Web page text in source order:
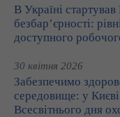
В Україні
безбар’єрності:
доступного
30 квітня 2026
Забезпечимо
середовище: у Києві
Всесвітнього дня